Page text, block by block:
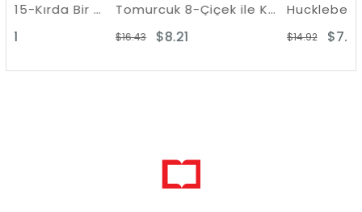
Tomurcuk 15-Kırda Bir Yaz Sabahı Tomurcuk 8-Çiçek ile Kirlikara
$8.21 $7.46